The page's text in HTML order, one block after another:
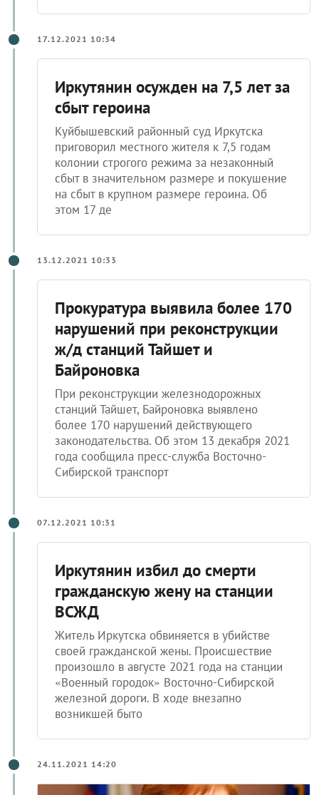
17.12.2021 10:34
Иркутянин осужден на 7,5 лет за
сбыт героина
Куйбышевский районный суд Иркутска
приговорил местного жителя к 7,5 годам
колонии строгого режима за незаконный
сбыт в значительном размере и покушение
на сбыт в крупном размере героина. Об
этом 17 де
13.12.2021 10:33
Прокуратура выявила более 170
нарушений при реконструкции
ж/д станций Тайшет и
Байроновка
При реконструкции железнодорожных
станций Тайшет, Байроновка выявлено
более 170 нарушений действующего
законодательства. Об этом 13 декабря 2021
года сообщила пресс-служба Восточно-
Сибирской транспорт
07.12.2021 10:31
Иркутянин избил до смерти
гражданскую жену на станции
ВСЖД
Житель Иркутска обвиняется в убийстве
своей гражданской жены. Происшествие
произошло в августе 2021 года на станции
«Военный городок» Восточно-Сибирской
железной дороги. В ходе внезапно
возникшей быто
24.11.2021 14:20